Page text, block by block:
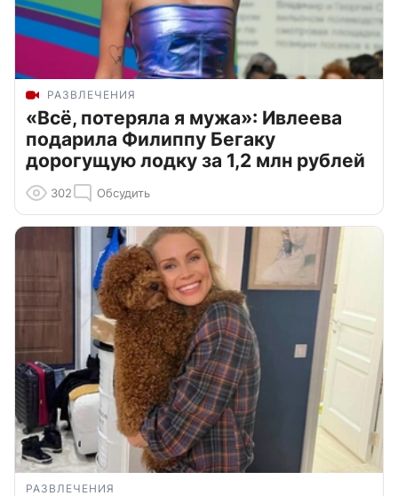
РАЗВЛЕЧЕНИЯ
«Всё, потеряла я мужа»: Ивлеева
подарила Филиппу Бегаку
дорогущую лодку за 1,2 млн рублей
302 Обсудить
РАЗВЛЕЧЕНИЯ